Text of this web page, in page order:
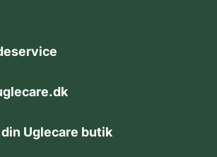
Uglecare butik